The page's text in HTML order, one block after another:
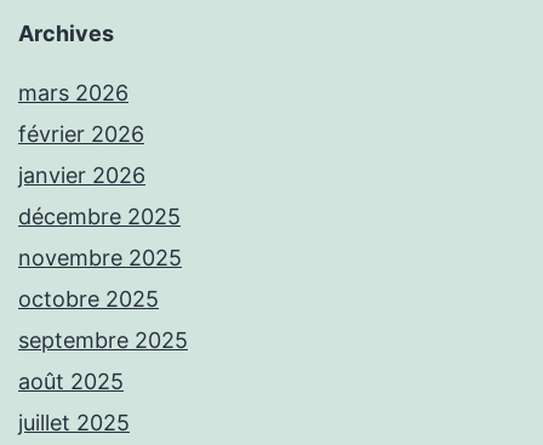
Archives
mars 2026
février 2026
janvier 2026
décembre 2025
novembre 2025
octobre 2025
septembre 2025
août 2025
juillet 2025